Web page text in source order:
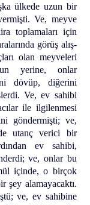
ülkede uzun bir
Ve, meyve
toplamaları için
görüş alış-
olan meyveleri
yerine, onlar
dövüp, diğerini
Ve, ev sahibi
ile ilgilenmesi
göndermişti; ve,
utanç verici bir
ev sahibi,
ve, onlar bu
içinde, o birçok
şey alamayacaktı.
ve, ev sahibine